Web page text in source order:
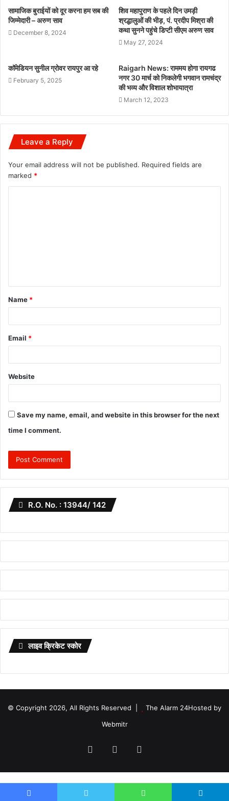
सामाजिक बुराईयों को दूर करना हम सब की
जिम्मेदारी – अरुण साव
December 8, 2024
शिव महापुराण के पहले दिन उमड़ी
श्रद्धालुओं की भीड़, पं. प्रदीप मिश्रा की
कथा सुनने पहुंचे डिप्टी सीएम अरुण साव
May 27, 2024
कॉमेडियन सुनील ग्रोवर रायपुर आ रहे
February 5, 2025
Raigarh News: राममय होगा रायगढ
नगर 30 मार्च को निकलेगी भगवान रामचंद्र
की भव्य और विशाल शोभायात्रा
March 12, 2023
Leave a Reply
Your email address will not be published. Required fields are
marked *
t
*
Name *
Email *
Website
Save my name, email, and website in this browser for the next
time I comment.
R.O. No. : 13944/ 142
लाइव क्रिकेट स्कोर
© Copyright 2026, All Rights Reserved | The Alarm 24Hosted by
Webmitr
FacebookTwitter